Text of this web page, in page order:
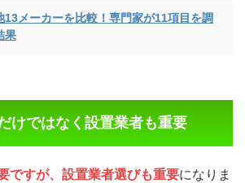
13メーカーを比較！専門家が11項目を調
果
けではなく設置業者も重要
ですが、設置業者選びも重要になりま